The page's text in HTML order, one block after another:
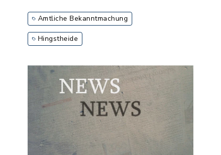
Amtliche Bekanntmachung
Hingstheide